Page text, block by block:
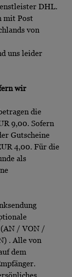
DHL.
mit Post
von
uns leider
wir
die
9,00. Sofern
Gutscheine
4,00. Für die
als
(AN / VON /
. Alle von
dem